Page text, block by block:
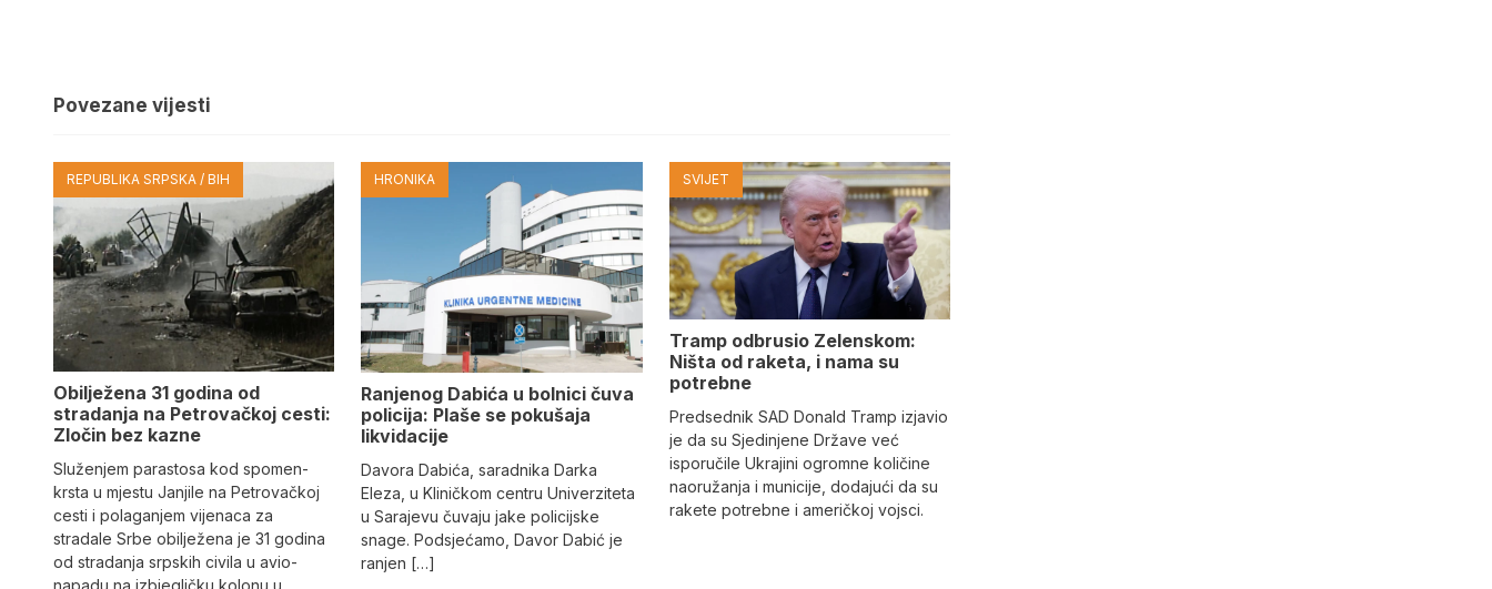
Povezane vijesti
REPUBLIKA SRPSKA / BIH
Obilježena 31 godina od
stradanja na Petrovačkoj cesti:
Zločin bez kazne
Služenjem parastosa kod spomen-
krsta u mjestu Janjile na Petrovačkoj
cesti i polaganjem vijenaca za
stradale Srbe obilježena je 31 godina
od stradanja srpskih civila u avio-
HRONIKA
Ranjenog Dabića u bolnici čuva
policija: Plaše se pokušaja
likvidacije
Davora Dabića, saradnika Darka
Eleza, u Kliničkom centru Univerziteta
u Sarajevu čuvaju jake policijske
snage. Podsjećamo, Davor Dabić je
ranjen […]
SVIJET
Tramp odbrusio Zelenskom:
Ništa od raketa, i nama su
potrebne
Predsednik SAD Donald Tramp izjavio
je da su Sjedinjene Države već
isporučile Ukrajini ogromne količine
naoružanja i municije, dodajući da su
rakete potrebne i američkoj vojsci.